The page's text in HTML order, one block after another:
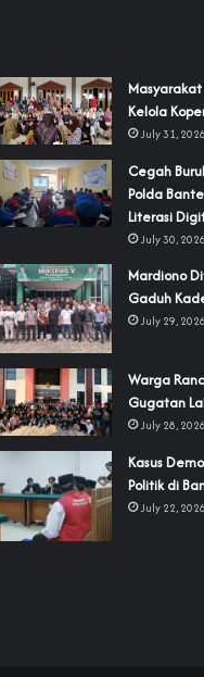
Kelola
July 31, 2026
Cegah
Polda
Literasi
July 30, 2026
‎Mardiono
Gaduh
July 29, 2026
‎Warga
Gugatan
July 28, 2026
‎Kasus
Politik di
July 22, 2026